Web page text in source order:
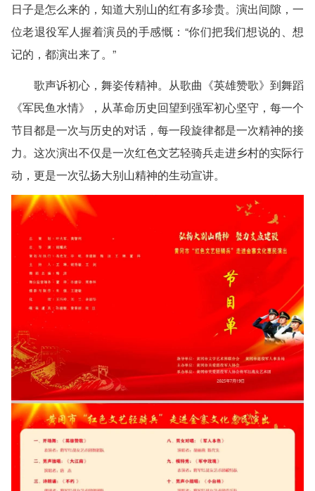
日子是怎么来的，知道大别山的红有多珍贵。演出间隙，一
位老退役军人握着演员的手感慨：“你们把我们想说的、想
记的，都演出来了。”
歌声诉初心，舞姿传精神。从歌曲《英雄赞歌》到舞蹈
《军民鱼水情》，从革命历史回望到强军初心坚守，每一个
节目都是一次与历史的对话，每一段旋律都是一次精神的接
力。这次演出不仅是一次红色文艺轻骑兵走进乡村的实际行
动，更是一次弘扬大别山精神的生动宣讲。